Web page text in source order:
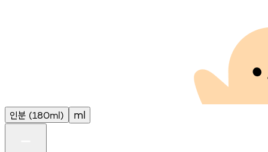
인분 (180ml) ml